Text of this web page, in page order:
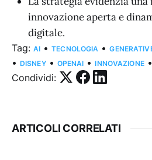
innovazione aperta e
digitale.
Tag: AI • TECNOLOGIA •
• DISNEY • OPENAI • INNOVAZIONE •
Condividi:
ARTICOLI CORRELATI